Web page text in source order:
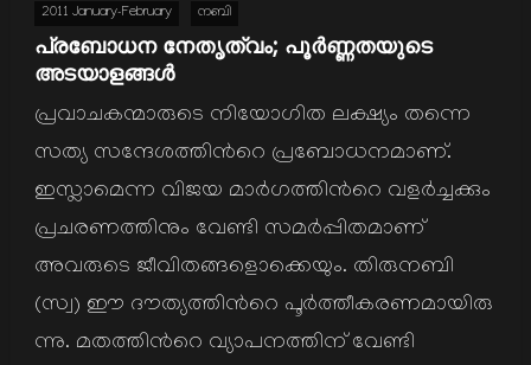
2011 January-February നബി
പ്രബോധന നേതൃത്വം; പൂര്‍ണ്ണതയുടെ
അടയാളങ്ങള്‍
പ്രവാചകന്മാരുടെ നിയോഗിത ലക്ഷ്യം തന്നെ
സത്യ സന്ദേശത്തിന്‍റെ പ്രബോധനമാണ്.
ഇസ്ലാമെന്ന വിജയ മാര്‍ഗത്തിന്‍റെ വളര്‍ച്ചക്കും
പ്രചരണത്തിനും വേണ്ടി സമര്‍പ്പിതമാണ്
അവരുടെ ജീവിതങ്ങളൊക്കെയും. തിരുനബി
(സ്വ) ഈ ദൗത്യത്തിന്‍റെ പൂര്‍ത്തീകരണമായിരു
ന്നു. മതത്തിന്‍റെ വ്യാപനത്തിന് വേണ്ടി